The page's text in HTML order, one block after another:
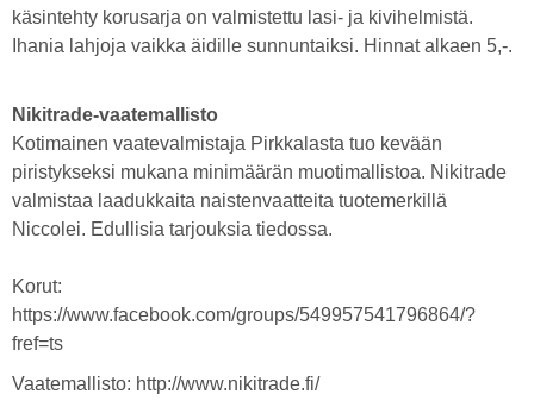
käsintehty korusarja on valmistettu lasi- ja kivihelmistä.
Ihania lahjoja vaikka äidille sunnuntaiksi. Hinnat alkaen 5,-.
Nikitrade-vaatemallisto
Kotimainen vaatevalmistaja Pirkkalasta tuo kevään
piristykseksi mukana minimäärän muotimallistoa. Nikitrade
valmistaa laadukkaita naistenvaatteita tuotemerkillä
Niccolei. Edullisia tarjouksia tiedossa.
Korut:
https://www.facebook.com/groups/549957541796864/?
fref=ts
Vaatemallisto: http://www.nikitrade.fi/